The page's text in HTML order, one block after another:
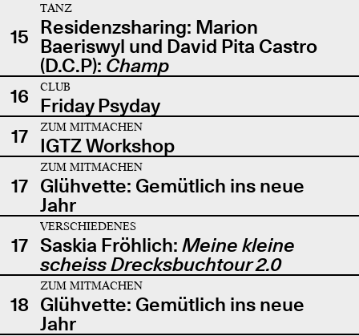
15
TANZ
Residenzsharing: Marion
Baeriswyl und David Pita Castro
(D.C.P): Champ
16
CLUB
Friday Psyday
17
ZUM MITMACHEN
IGTZ Workshop
17
ZUM MITMACHEN
Glühvette: Gemütlich ins neue
Jahr
17
VERSCHIEDENES
Saskia Fröhlich: Meine kleine
scheiss Drecksbuchtour 2.0
18
ZUM MITMACHEN
Glühvette: Gemütlich ins neue
Jahr